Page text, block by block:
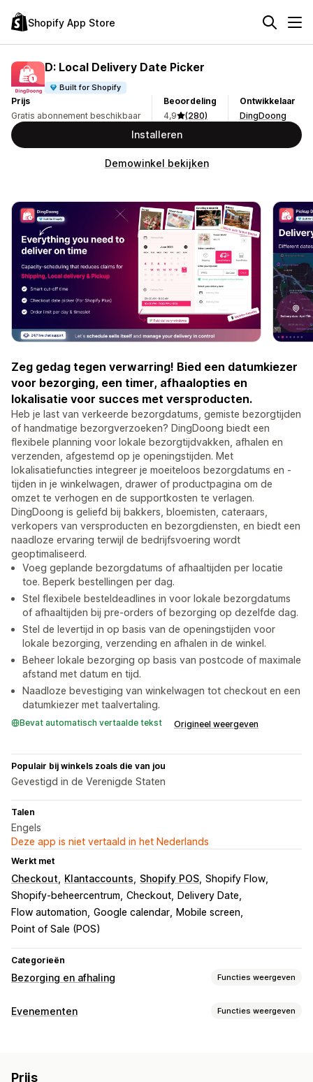
Shopify App Store
D: Local Delivery Date Picker
Built for Shopify
Prijs
Gratis abonnement beschikbaar
Beoordeling
4,9
(280)
Ontwikkelaar
DingDoong
Installeren
Demowinkel bekijken
Zeg gedag tegen verwarring! Bied een datumkiezer
voor bezorging, een timer, afhaalopties en
lokalisatie voor succes met versproducten.
Heb je last van verkeerde bezorgdatums, gemiste bezorgtijden
of handmatige bezorgverzoeken? DingDoong biedt een
flexibele planning voor lokale bezorgtijdvakken, afhalen en
verzenden, afgestemd op je openingstijden. Met
lokalisatiefuncties integreer je moeiteloos bezorgdatums en -
tijden in je winkelwagen, drawer of productpagina om de
omzet te verhogen en de supportkosten te verlagen.
DingDoong is geliefd bij bakkers, bloemisten, cateraars,
verkopers van versproducten en bezorgdiensten, en biedt een
naadloze ervaring terwijl de bedrijfsvoering wordt
geoptimaliseerd.
Voeg geplande bezorgdatums of afhaaltijden per locatie
toe. Beperk bestellingen per dag.
Stel flexibele besteldeadlines in voor lokale bezorgdatums
of afhaaltijden bij pre-orders of bezorging op dezelfde dag.
Stel de levertijd in op basis van de openingstijden voor
lokale bezorging, verzending en afhalen in de winkel.
Beheer lokale bezorging op basis van postcode of maximale
afstand met datum en tijd.
Naadloze bevestiging van winkelwagen tot checkout en een
datumkiezer met taalvertaling.
Bevat automatisch vertaalde tekst Origineel weergeven
Populair bij winkels zoals die van jou
Gevestigd in de Verenigde Staten
Talen
Engels
Deze app is niet vertaald in het Nederlands
Werkt met
Checkout Klantaccounts Shopify POS Shopify Flow
Shopify-beheercentrum Checkout
Delivery Date
Flow automation Google calendar
Mobile screen
Point of Sale (POS)
Categorieën
Bezorging en afhaling Functies weergeven
Bezorgopties
Evenementen Functies weergeven
Aangepaste evenementen
Prijs